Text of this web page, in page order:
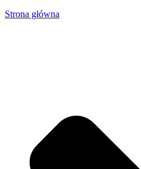
Strona główna